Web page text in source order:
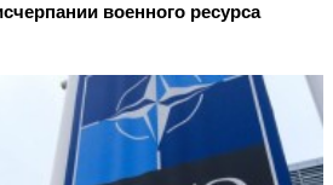
военного ресурса